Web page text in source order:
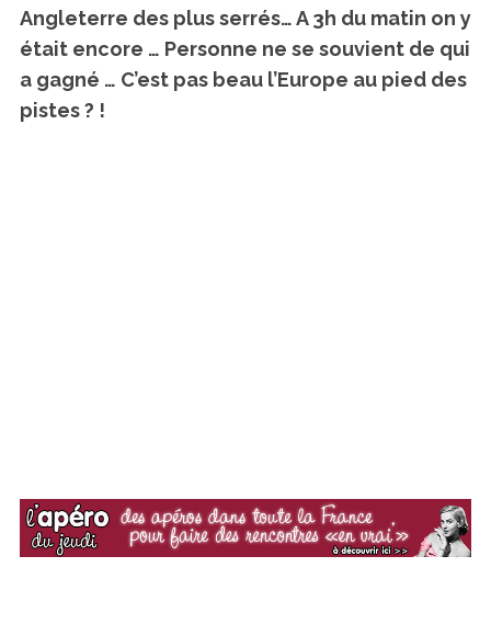
Angleterre des plus serrés… A 3h du matin on y
était encore … Personne ne se souvient de qui
a gagné … C’est pas beau l’Europe au pied des
pistes ? !